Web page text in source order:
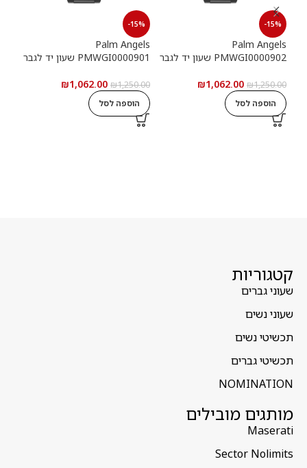
-15%
Palm Angels
PMWGI0000902 שעון יד לגבר
₪1,250.00
₪1,062.00
הוספה לסל
-15%
Palm Angels
PMWGI0000901 שעון יד לגבר
₪1,250.00
₪1,062.00
הוספה לסל
קטגוריות
שעוני גברים
שעוני נשים
תכשיטי נשים
תכשיטי גברים
NOMINATION
מותגים מובילים
Maserati
Sector Nolimits